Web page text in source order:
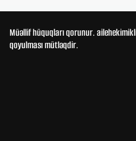
Müəllif hüquqları qorunur.
qoyulması mütləqdir.